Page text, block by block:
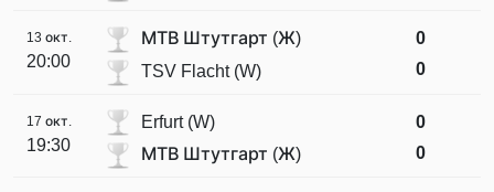
13 окт.
20:00
МТВ Штутгарт (Ж)
TSV Flacht (W)
0
0
17 окт.
19:30
Erfurt (W)
МТВ Штутгарт (Ж)
0
0